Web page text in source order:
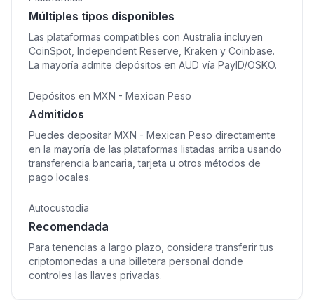
Múltiples tipos disponibles
Las plataformas compatibles con Australia incluyen
CoinSpot, Independent Reserve, Kraken y Coinbase.
La mayoría admite depósitos en AUD vía PayID/OSKO.
Depósitos en MXN - Mexican Peso
Admitidos
Puedes depositar MXN - Mexican Peso directamente
en la mayoría de las plataformas listadas arriba usando
transferencia bancaria, tarjeta u otros métodos de
pago locales.
Autocustodia
Recomendada
Para tenencias a largo plazo, considera transferir tus
criptomonedas a una billetera personal donde
controles las llaves privadas.